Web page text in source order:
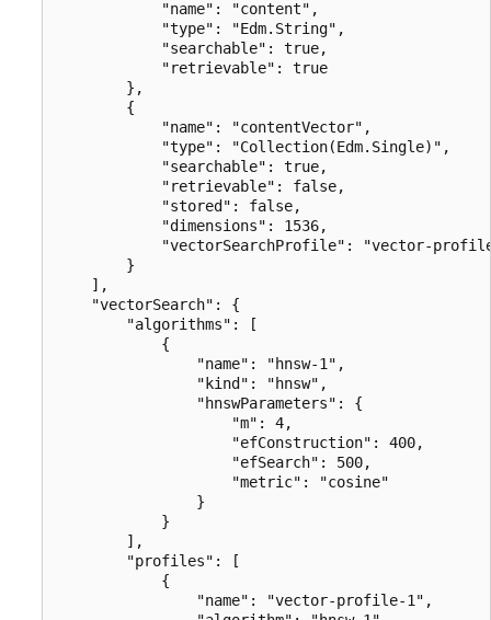
            "name": "content",
            "type": "Edm.String",
            "searchable": true,
            "retrievable": true
        },
        {
            "name": "contentVector",
            "type": "Collection(Edm.Single)",
            "searchable": true,
            "retrievable": false,
            "stored": false,
            "dimensions": 1536,
"vectorSearchProfile": "vector-
        }
    ],
    "vectorSearch": {
        "algorithms": [
            {
                "name": "hnsw-1",
                "kind": "hnsw",
                "hnswParameters": {
                    "m": 4,
                    "efConstruction": 400,
                    "efSearch": 500,
                    "metric": "cosine"
                }
            }
        ],
        "profiles": [
            {
                "name": "vector-profile-1",